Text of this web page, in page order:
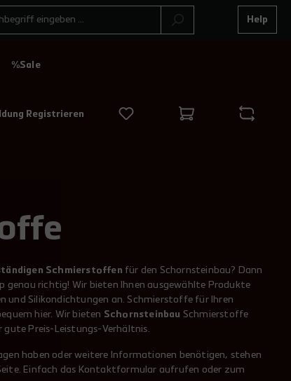
Help
%Sale
Registrieren
Schmierstoffen für den Schornsteinbau? Dann
genau richtig! Wir bieten Ihnen ausgewählte Produkte
und Silikondichtungen an. Schmierstoffe für Ihren
hier. Wir bieten Schornsteinbau Schmierstoffe
gute Preis-Leistungs-Verhältnis.
haben oder weitere Informationen benötigen, stehen
Einfach das Kontaktformular aufrufen oder zum